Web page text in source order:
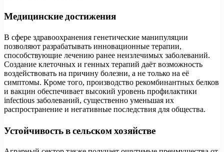
Медицинские достижения
В сфере здравоохранения генетические манипуляции
позволяют разрабатывать инновационные терапии,
способствующие лечению ранее неизлечимых заболеваний.
Создание клеточных и генных терапий даёт возможность
воздействовать на причину болезни, а не только на её
симптомы. Кроме того, производство рекомбинантных белков
и вакцин обеспечивает высокий уровень профилактики
infectious заболеваний, существенно уменьшая их
распространение и негативные последствия для общества.
Устойчивость в сельском хозяйстве